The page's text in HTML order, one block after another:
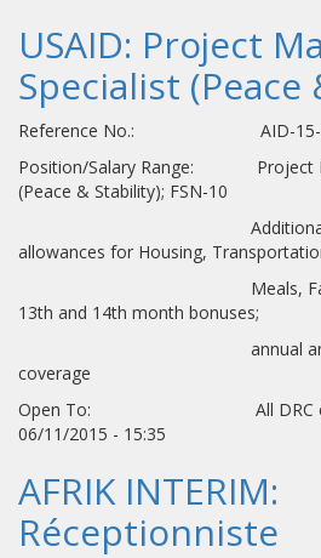
USAID: Project
Specialist (Peace
Reference No.: AID-15-
Position/Salary Range: Project
(Peace & Stability); FSN-10
Additional
allowances for Housing,
Meals, Family, and
13th and 14th month bonuses;
annual and sick
coverage
Open To: All DRC
06/11/2015 - 15:35
AFRIK INTERIM:
Réceptionniste